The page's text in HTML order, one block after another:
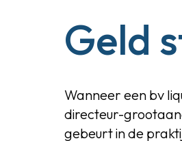
Geld
Wanneer een bv
directeur-
gebeurt in de